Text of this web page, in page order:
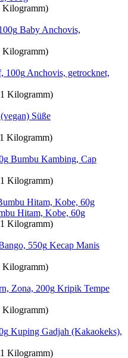
Kilogramm)
Baby Anchovis,
Kilogramm)
Anchovis, getrocknet,
Kilogramm)
Süße
Kilogramm)
Bumbu Kambing, Cap
Kilogramm)
Hitam, Kobe, 60g
Kilogramm)
Kecap Manis
Kilogramm)
Kripik Tempe
Kilogramm)
Kuping Gadjah (Kakaokeks),
Kilogramm)